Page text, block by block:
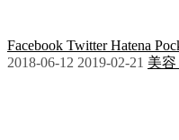
Facebook TwitterHatena
2018-06-12 2019-02-21 美容